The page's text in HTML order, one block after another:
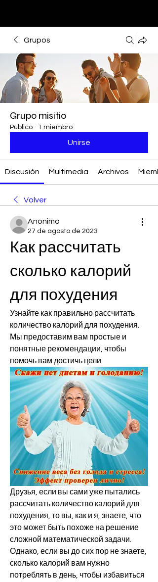
Grupos
Grupo misitio
Público · 1 miembro
Unirse
Discusión Multimedia Archivos
Volver
Anónimo
27 de agosto de 2023
Как рассчитать
сколько калорий
для похудения
Узнайте как правильно рассчитать
количество калорий для похудения.
Мы предоставим вам простые и
понятные рекомендации, чтобы
помочь вам достичь цели.
Друзья, если вы сами уже пытались
рассчитать количество калорий для
похудения, то вы, как и я, знаете, что
это может быть похоже на решение
сложной математической задачи.
Однако, если вы до сих пор не знаете,
сколько калорий вам нужно
потреблять в день, чтобы избавиться